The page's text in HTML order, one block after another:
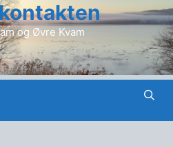
og Øvre Kvam